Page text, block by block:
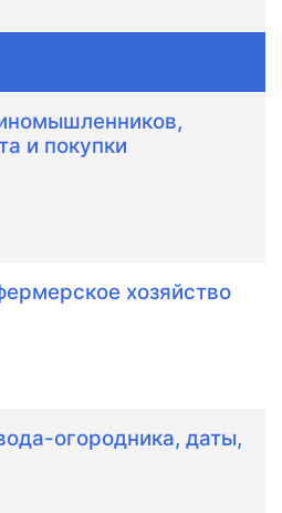
и покупки
хозяйство
огородника, даты,